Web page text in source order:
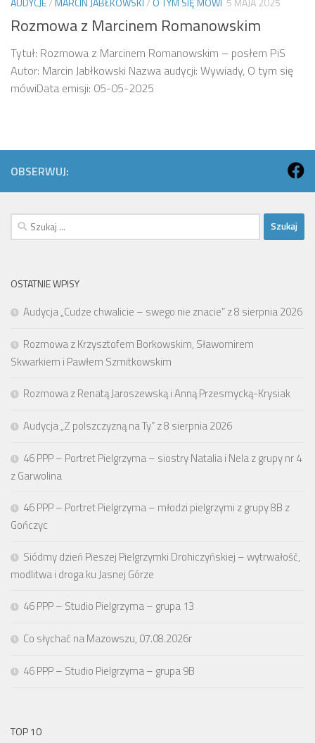
Rozmowa z Marcinem Romanowskim
Tytuł: Rozmowa z Marcinem Romanowskim – posłem PiS
Autor: Marcin Jabłkowski Nazwa audycji: Wywiady, O tym się
mówiData emisji: 05-05-2025
OBSERWUJ:
Szukaj:
OSTATNIE WPISY
Audycja „Cudze chwalicie – swego nie znacie” z 8 sierpnia 2026
Rozmowa z Krzysztofem Borkowskim, Sławomirem
Skwarkiem i Pawłem Szmitkowskim
Rozmowa z Renatą Jaroszewską i Anną Przesmycką-Krysiak
Audycja „Z polszczyzną na Ty” z 8 sierpnia 2026
46 PPP – Portret Pielgrzyma – siostry Natalia i Nela z grupy nr 4
z Garwolina
46 PPP – Portret Pielgrzyma – młodzi pielgrzymi z grupy 8B z
Gończyc
Siódmy dzień Pieszej Pielgrzymki Drohiczyńskiej – wytrwałość,
modlitwa i droga ku Jasnej Górze
46 PPP – Studio Pielgrzyma – grupa 13
Co słychać na Mazowszu, 07.08.2026r
46 PPP – Studio Pielgrzyma – grupa 9B
TOP 10